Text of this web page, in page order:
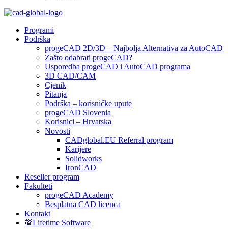
Programi
Podrška
progeCAD 2D/3D – Najbolja Alternativa za AutoCAD
Zašto odabrati progeCAD?
Usporedba progeCAD i AutoCAD programa
3D CAD/CAM
Cjenik
Pitanja
Podrška – korisničke upute
progeCAD Slovenia
Korisnici – Hrvatska
Novosti
CADglobal.EU Referral program
Karijere
Solidworks
IronCAD
Reseller program
Fakulteti
progeCAD Academy
Besplatna CAD licenca
Kontakt
💯Lifetime Software